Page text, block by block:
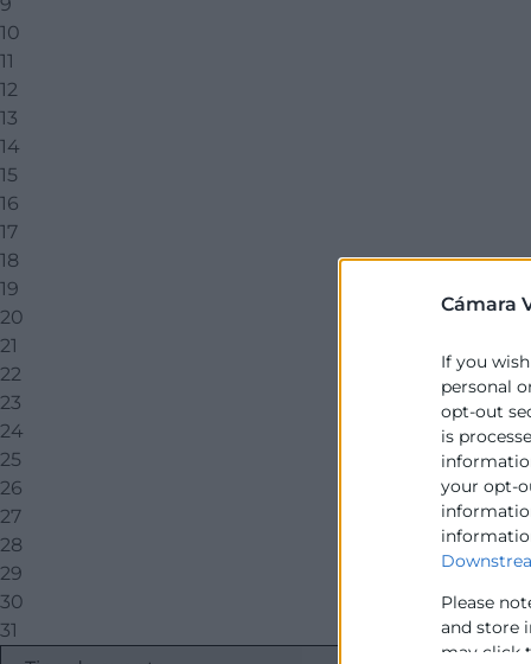
Cámara
If you
personal
opt-out
is
your opt-
Please
and store
may click
10
11
12
13
14
15
16
17
18
19
20
21
22
23
24
25
26
27
28
29
30
31